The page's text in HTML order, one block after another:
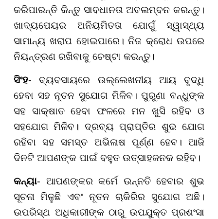
କରିପାରନ୍ତି କିନ୍ତୁ ସାବଧାନତା ଅବଲମ୍ବନ କରନ୍ତୁ।
ଖାଦ୍ୟପେୟର ଅନିୟମିତତା ଯୋଗୁଁ ସ୍ୱାସ୍ଥ୍ୟ
ସାମାନ୍ୟ ଖରାପ ହୋଇପାରେ। ନିଜ କ୍ରୋଧ ଉପରେ
ନିୟନ୍ତ୍ରଣ ରଖିବାକୁ ଚେଷ୍ଟା କରନ୍ତୁ।
ସିଂହ- ବ୍ୟବସାୟରେ ଉଲ୍ଲେଖନୀୟ ଆୟ ବୃଦ୍ଧି
ହେବା ସହ ନୂତନ ସୁଯୋଗ ମିଳିବ। ପୁରୁଣା ବନ୍ଧୁଙ୍କ
ସହ ସାକ୍ଷାତ ହେବା ଫଳରେ ମନ ଖୁସି ରହିବ ଓ
ସହଯୋଗ ମିଳିବ। ଦ୍ରବ୍ୟ ପ୍ରାପ୍ତିର ଶୁଭ ଯୋଗ
ରହିବା ସହ ସମସ୍ତ ଅଭିଳାଷ ପୂର୍ଣ୍ଣ ହେବ। ଆଜି
ଦିନଟି ଆପଣଙ୍କ ପାଇଁ ବହୁତ ଉତ୍ସାହଜନକ ରହିବ।
କନ୍ୟା- ଆପଣଙ୍କର କର୍ମେ ଉନ୍ନତି ହେବାର ଶୁଭ
ସୂଚନା ମିଳୁଛି ଏବଂ ନୂତନ ଚାକିରିର ସୁଯୋଗ ଅଛି।
ଉପରିସ୍ଥ ଅଧିକାରୀଙ୍କ ଠାରୁ ଉପଯୁକ୍ତ ପ୍ରଶଂସା